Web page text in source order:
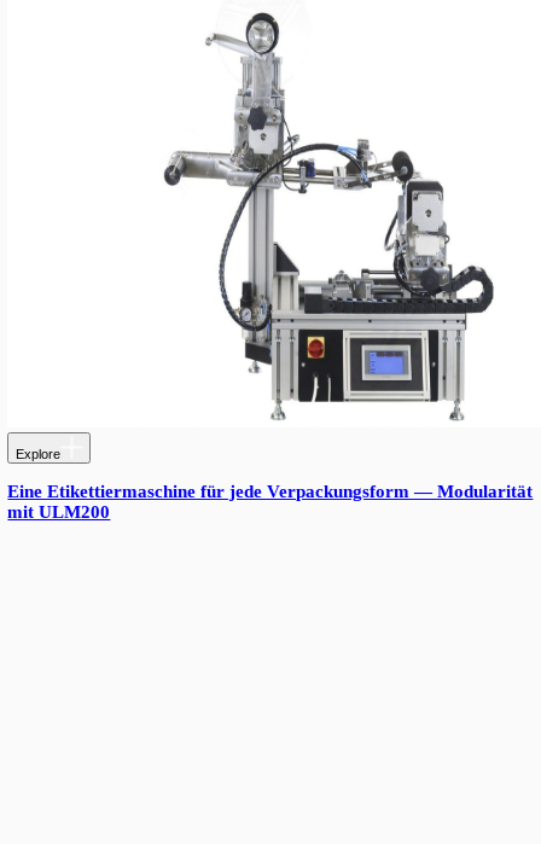
Diese Lösung bietet langfristige Flexibilität für unterschiedliche
Die automatisierte Linie ermöglicht eine schnelle, präzise und
Etikettierung verschiedenster Verpackungsformate. Dank des
und des optimierten Workflows kann das gesamte System von
bedient werden, wodurch die Ar
More from Triton